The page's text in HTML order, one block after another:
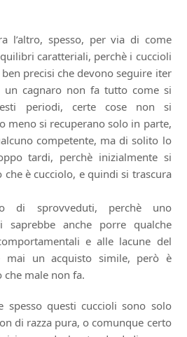
l’altro, spesso, per via di come
caratteriali, perchè i cuccioli
precisi che devono seguire iter
un cagnaro non fa tutto come si
periodi, certe cose non si
meno si recuperano solo in parte,
competente, ma di solito lo
tardi, perchè inizialmente si
è cucciolo, e quindi si trascura
di sprovveduti, perchè uno
saprebbe anche porre qualche
e alle lacune del
mai un acquisto simile, però è
male non fa.
spesso questi cuccioli sono solo
di razza pura, o comunque certo